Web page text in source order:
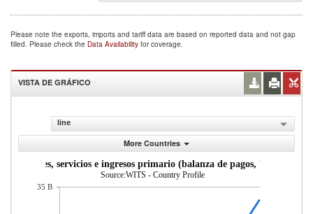
Please note the exports, imports and tariff data are based on reported data and not gap
filled. Please check the Data Availability for coverage.
VISTA DE GRÁFICO
line
More Countries
de bienes, servicios e ingresos primario (balanza de pagos, US$ a
Source:WITS - Country Profile
35 B